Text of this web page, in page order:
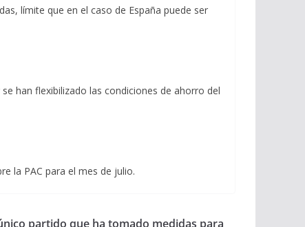
límite que en el caso de España puede ser
han flexibilizado las condiciones de ahorro del
la PAC para el mes de julio.
partido que ha tomado medidas para